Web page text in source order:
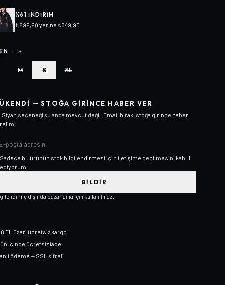
%61 INDIRIM
₺899,90 yerine ₺349,90
—S
M S XL
— STOĞA GIRINCE HABER VER
Siyah seçeneği şu anda mevcut değil. Email bırak, stoğa girince haber
Sadece bu ürünün stok bilgilendirmesi için iletişime geçilmesini kabul
ediyorum.
BILDIR
dışında pazarlama için kullanılmaz.
TL üzeri ücretsiz kargo
içinde ücretsiz iade
ödeme — SSL şifreli